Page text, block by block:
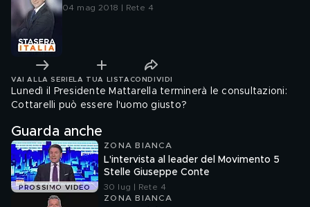
04 mag 2018 | Rete 4
VAI ALLA SERIE LA TUA LISTA CONDIVIDI
Lunedì il Presidente Mattarella terminerà le consultazioni:
Cottarelli può essere l'uomo giusto?
Guarda anche
PROSSIMO VIDEO
ZONA BIANCA
L'intervista al leader del Movimento 5
Stelle Giuseppe Conte
30 lug | Rete 4
ZONA BIANCA